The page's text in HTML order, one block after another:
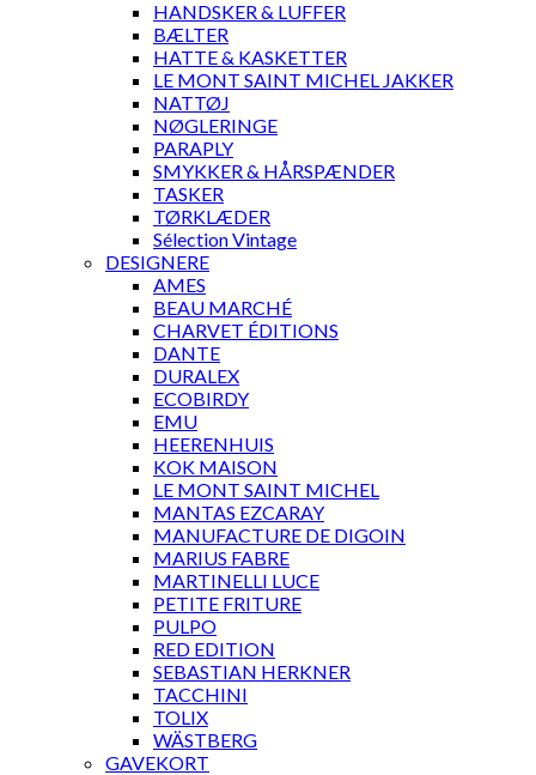
HANDSKER & LUFFER
BÆLTER
HATTE & KASKETTER
LE MONT SAINT MICHEL JAKKER
NATTØJ
NØGLERINGE
PARAPLY
SMYKKER & HÅRSPÆNDER
TASKER
TØRKLÆDER
Sélection Vintage
DESIGNERE
AMES
BEAU MARCHÉ
CHARVET ÉDITIONS
DANTE
DURALEX
ECOBIRDY
EMU
HEERENHUIS
KOK MAISON
LE MONT SAINT MICHEL
MANTAS EZCARAY
MANUFACTURE DE DIGOIN
MARIUS FABRE
MARTINELLI LUCE
PETITE FRITURE
PULPO
RED EDITION
SEBASTIAN HERKNER
TACCHINI
TOLIX
WÄSTBERG
GAVEKORT